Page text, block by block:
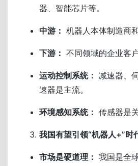
器、智能芯片等。
中游： 机器人本体制造商
下游： 不同领域的企业客
运动控制系统： 减速器、
速器是主流。
环境感知系统： 传感器是
我国有望引领“机器人+”时
市场是硬道理： 我国是全